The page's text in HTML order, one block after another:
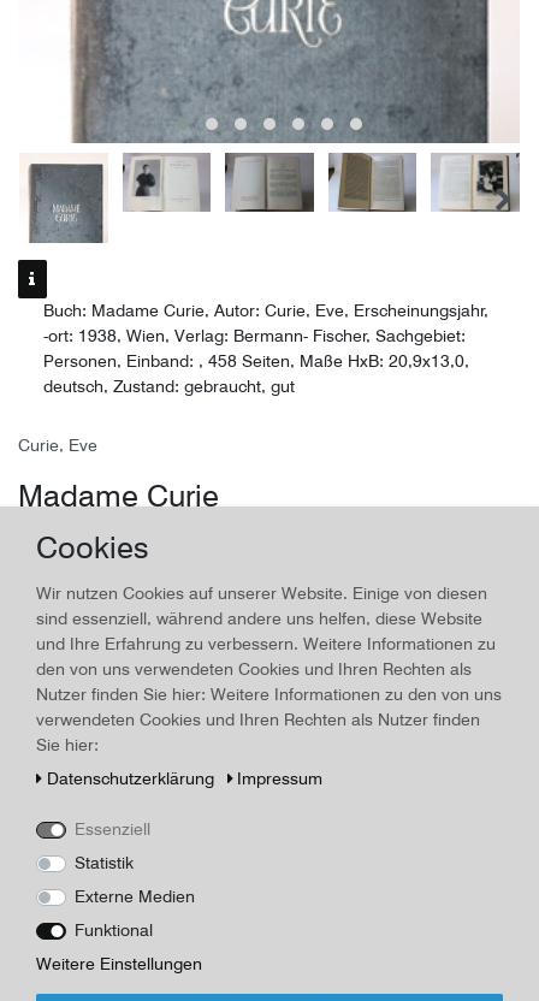
Buch: Madame Curie, Autor: Curie, Eve, Erscheinungsjahr,
-ort: 1938, Wien, Verlag: Bermann- Fischer, Sachgebiet:
Personen, Einband: , 458 Seiten, Maße HxB: 20,9x13,0,
deutsch, Zustand: gebraucht, gut
Curie, Eve
Madame Curie
Land/Ort:Wien, Erscheinungsjahr:
Technisches
Merkmal
Wert
Art.-ID 15795
Beschreibung
Buch: Curie, Eve: Madame Curie. Leben und Wirken 1938, Leben
der grossen Forscherin, erzählt von ihrer Tochter. Wien, Bermann-
Fischer Verlag, 17.-22. Tausend. Leinen, gebunden; schwarzer,
goldgeprägter Einband, 458 Seiten / 20,9 x 13,0 cm / mit 7
Schwarzweisstafeln und einem Faksimile / Zustand: gut, leichte
Herausgeber/Autor
Bermann-Fischer
35,00 EUR
Cookies
Wir nutzen Cookies auf unserer Website. Einige von diesen
sind essenziell, während andere uns helfen, diese Website
und Ihre Erfahrung zu verbessern. Weitere Informationen zu
den von uns verwendeten Cookies und Ihren Rechten als
Nutzer finden Sie hier: Weitere Informationen zu den von uns
verwendeten Cookies und Ihren Rechten als Nutzer finden
Sie hier:
Daten­schutz­erklärung
Impressum
Essenziell
Statistik
Externe Medien
Funktional
Weitere Einstellungen